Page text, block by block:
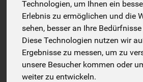
Technologien, um Ihnen ein
Erlebnis zu ermöglichen und die
sehen, besser an Ihre
Diese Technologien nutzen wir
Ergebnisse zu messen, um zu
unsere Besucher kommen oder
weiter zu entwickeln.